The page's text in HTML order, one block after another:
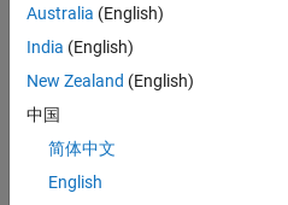
expand all
newStr— Output string
Limitations
Australia (English)
India (English)
New Zealand (English)
中国
简体中文
English